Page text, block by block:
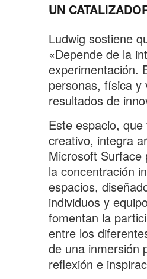
UN
Ludwig sostiene
«Depende de la
experimentación.
personas, física y
resultados de
Este espacio,
creativo, integra
Microsoft Surface
la concentración
espacios,
individuos y
fomentan la
entre los
de una inmersión
reflexión e